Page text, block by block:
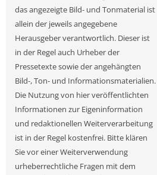
das angezeigte Bild- und Tonmaterial ist
allein der jeweils angegebene
Herausgeber verantwortlich. Dieser ist
in der Regel auch Urheber der
Pressetexte sowie der angehängten
Bild-, Ton- und Informationsmaterialien.
Die Nutzung von hier veröffentlichten
Informationen zur Eigeninformation
und redaktionellen Weiterverarbeitung
ist in der Regel kostenfrei. Bitte klären
Sie vor einer Weiterverwendung
urheberrechtliche Fragen mit dem